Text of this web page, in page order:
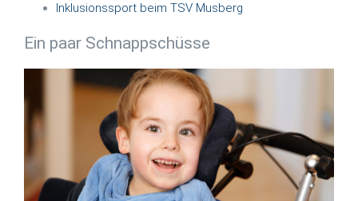
Inklusionssport beim TSV Musberg
Ein paar Schnappschüsse